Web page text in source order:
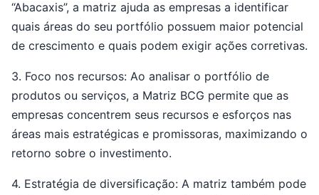
“Abacaxis”, a matriz ajuda as empresas a identificar
quais áreas do seu portfólio possuem maior potencial
de crescimento e quais podem exigir ações corretivas.
3. Foco nos recursos: Ao analisar o portfólio de
produtos ou serviços, a Matriz BCG permite que as
empresas concentrem seus recursos e esforços nas
áreas mais estratégicas e promissoras, maximizando o
retorno sobre o investimento.
4. Estratégia de diversificação: A matriz também pode